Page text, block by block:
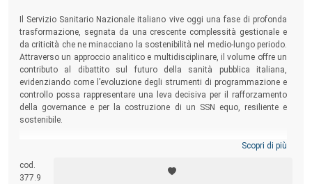
Il Servizio Sanitario Nazionale italiano vive oggi una fase di profonda
trasformazione, segnata da una crescente complessità gestionale e
da criticità che ne minacciano la sostenibilità nel medio-lungo periodo.
Attraverso un approccio analitico e multidisciplinare, il volume offre un
contributo al dibattito sul futuro della sanità pubblica italiana,
evidenziando come l’evoluzione degli strumenti di programmazione e
controllo possa rappresentare una leva decisiva per il rafforzamento
della governance e per la costruzione di un SSN equo, resiliente e
sostenibile.
Scopri di più
cod.
377.9